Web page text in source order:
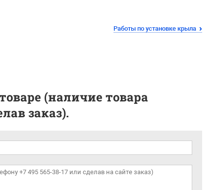
Работы по установке крыла
(наличие товара
заказ).